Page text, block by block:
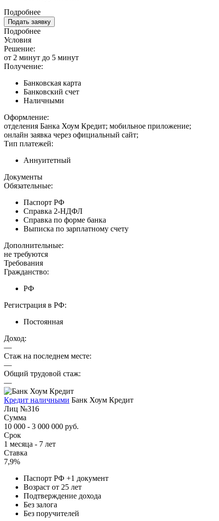
Подробнее
Подать заявку
Подробнее
Условия
Решение:
от 2 минут до 5 минут
Получение:
Банковская карта
Банковский счет
Наличными
Оформление:
отделения Банка Хоум Кредит; мобильное приложение;
онлайн заявка через официальный сайт;
Тип платежей:
Аннуитетный
Документы
Обязательные:
Паспорт РФ
Справка 2-НДФЛ
Справка по форме банка
Выписка по зарплатному счету
Дополнительные:
не требуются
Требования
Гражданство:
РФ
Регистрация в РФ:
Постоянная
Доход:
—
Стаж на последнем месте:
—
Общий трудовой стаж:
—
Кредит наличными Банк Хоум Кредит
Лиц №316
Сумма
10 000 - 3 000 000 руб.
Срок
1 месяца - 7 лет
Ставка
7,9%
Паспорт РФ +1 документ
Возраст от 25 лет
Подтверждение дохода
Без залога
Без поручителей